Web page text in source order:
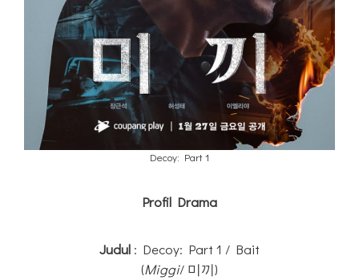
Decoy: Part 1
Profil Drama
Judul : Decoy: Part 1 / Bait
(Miggi/ 미끼)